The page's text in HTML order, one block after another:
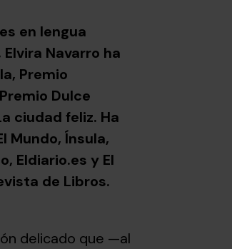
en lengua
Navarro ha
Premio
Dulce
ciudad feliz. Ha
Mundo, Ínsula,
Eldiario.es y El
de Libros.
delicado que —al